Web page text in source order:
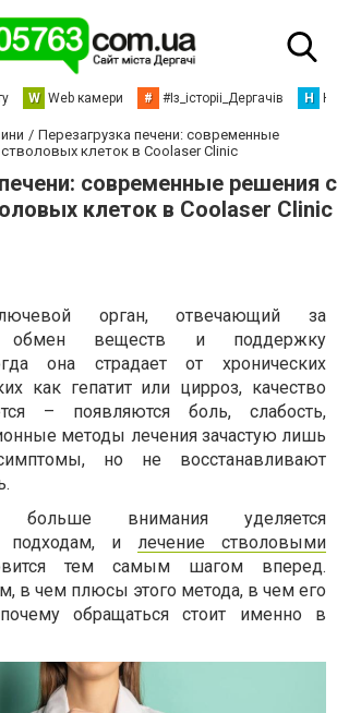
W Web камери # #Із_історіі_Дергачів Н
Перезагрузка печени: современные
клеток в Coolaser Clinic
современные решения с
клеток в Coolaser Clinic
орган, отвечающий за
обмен веществ и поддержку
она страдает от хронических
как гепатит или цирроз, качество
– появляются боль, слабость,
методы лечения зачастую лишь
но не восстанавливают
внимания уделяется
подходам, и лечение стволовыми
тем самым шагом вперед.
в чем плюсы этого метода, в чем его
обращаться стоит именно в